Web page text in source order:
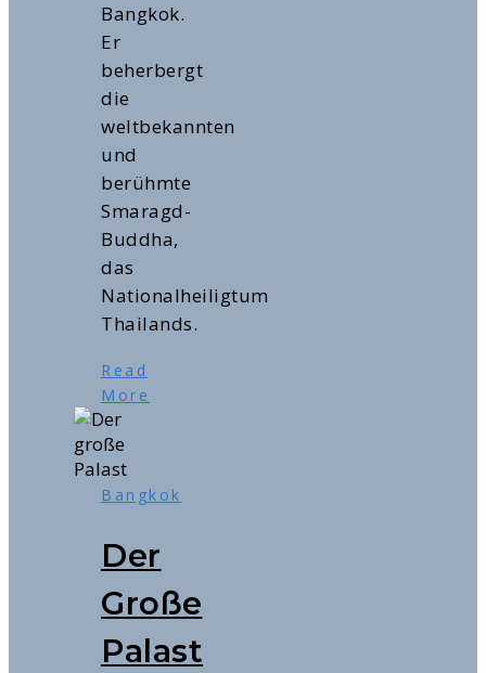
Bangkok.
Er
beherbergt
die
weltbekannten
und
berühmte
Smaragd-
Buddha,
das
Nationalheiligtum
Thailands.
Read
More
Bangkok
Der
Große
Palast